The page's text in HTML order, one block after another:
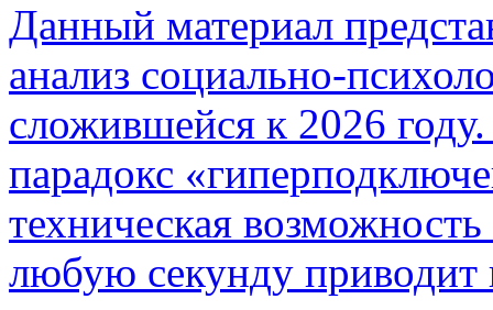
Данный материал
анализ социально-
сложившейся к 2026
парадокс
техническая возможность
любую секунду приводит